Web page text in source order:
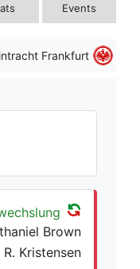
Events
Frankfurt
Brown
R. Kristensen